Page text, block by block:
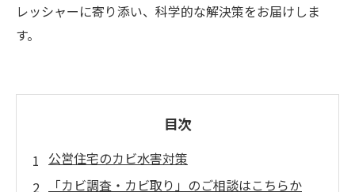
レッシャーに寄り添い、科学的な解決策をお届けしま
す。
目次
公営住宅のカビ水害対策
「カビ調査・カビ取り」のご相談はこちらか